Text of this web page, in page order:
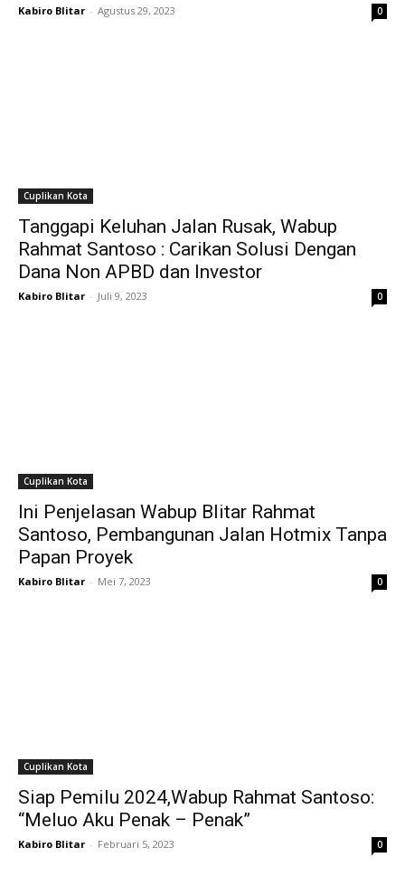
Kabiro Blitar - Agustus 29, 2023 0
Cuplikan Kota
Tanggapi Keluhan Jalan Rusak, Wabup
Rahmat Santoso : Carikan Solusi Dengan
Dana Non APBD dan Investor
Kabiro Blitar - Juli 9, 2023 0
Cuplikan Kota
Ini Penjelasan Wabup Blitar Rahmat
Santoso, Pembangunan Jalan Hotmix Tanpa
Papan Proyek
Kabiro Blitar - Mei 7, 2023 0
Cuplikan Kota
Siap Pemilu 2024,Wabup Rahmat Santoso:
“Meluo Aku Penak – Penak”
Kabiro Blitar - Februari 5, 2023 0